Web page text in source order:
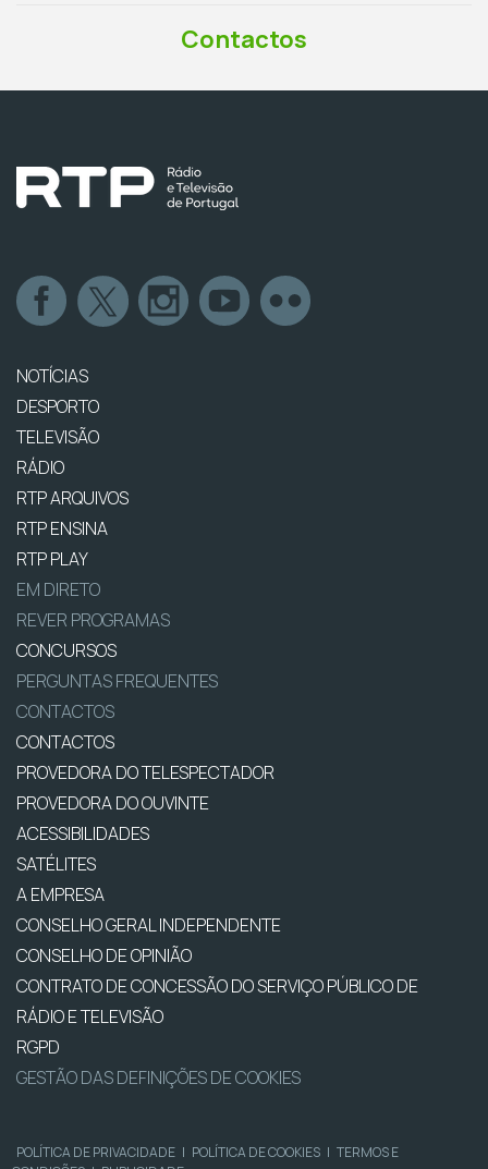
Contactos
NOTÍCIAS
DESPORTO
TELEVISÃO
RÁDIO
RTP ARQUIVOS
RTP ENSINA
RTP PLAY
EM DIRETO
REVER PROGRAMAS
CONCURSOS
PERGUNTAS FREQUENTES
CONTACTOS
CONTACTOS
PROVEDORA DO TELESPECTADOR
PROVEDORA DO OUVINTE
ACESSIBILIDADES
SATÉLITES
A EMPRESA
CONSELHO GERAL INDEPENDENTE
CONSELHO DE OPINIÃO
CONTRATO DE CONCESSÃO DO SERVIÇO PÚBLICO DE
RÁDIO E TELEVISÃO
RGPD
GESTÃO DAS DEFINIÇÕES DE COOKIES
POLÍTICA DE PRIVACIDADE | POLÍTICA DE COOKIES | TERMOS E